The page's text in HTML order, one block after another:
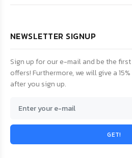
NEWSLETTER SIGNUP
Sign up for our e-mail and be the
offers! Furthermore, we will give a
after you sign up.
GET!